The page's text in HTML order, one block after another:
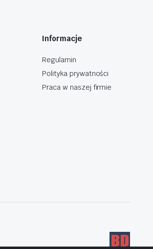
Informacje
Regulamin
Polityka prywatności
Praca w naszej firmie